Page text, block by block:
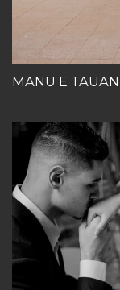
MANU E TAUAN